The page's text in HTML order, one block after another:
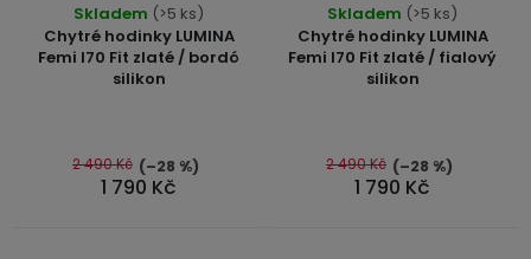
Chytré hodinky LUMINA
Femi I70 Fit zlaté / bordó
silikon
hodnocení
produktu
je
5
hvězdiček.
Skladem (>5 ks)
1 790 Kč
2 490 Kč (–28 %)
Chytré hodinky LUMINA
Femi I70 Fit zlaté / fialový
silikon
hodnocení
produktu
je
5
hvězdiček.
Skladem (>5 ks)
1 790 Kč
2 490 Kč (–28 %)